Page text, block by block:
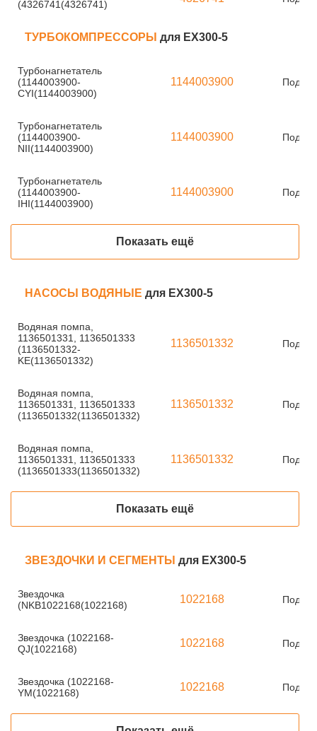
(4326741(4326741)
ТУРБОКОМПРЕССОРЫ для EX300-5
Турбонагнетатель
(1144003900-
CYI(1144003900)
1144003900 Под
Турбонагнетатель
(1144003900-
NII(1144003900)
1144003900 Под
Турбонагнетатель
(1144003900-
IHI(1144003900)
1144003900 Под
Показать ещё
НАСОСЫ ВОДЯНЫЕ для EX300-5
Водяная помпа,
1136501331, 1136501333
(1136501332-
KE(1136501332)
1136501332 Под
Водяная помпа,
1136501331, 1136501333
(1136501332(1136501332)
1136501332 Под
Водяная помпа,
1136501331, 1136501333
(1136501333(1136501332)
1136501332 Под
Показать ещё
ЗВЕЗДОЧКИ И СЕГМЕНТЫ для EX300-5
Звездочка
(NKB1022168(1022168)
1022168 Под
Звездочка (1022168-
QJ(1022168)
1022168 Под
Звездочка (1022168-
YM(1022168)
1022168 Под